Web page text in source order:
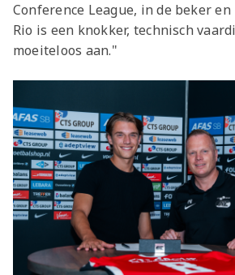
Conference League, in de beker
Rio is een knokker, technisch
moeiteloos aan."